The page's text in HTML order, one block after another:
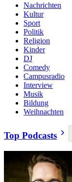
Nachrichten
Kultur
Sport
Politik
Religion
Kinder
DJ
Comedy
Campusradio
Interview
Musik
Bildung
Weihnachten
Top Podcasts